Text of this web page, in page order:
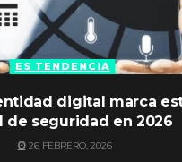
ES TENDENCIA
digital marca
de seguridad en 2026
26 FEBRERO, 2026